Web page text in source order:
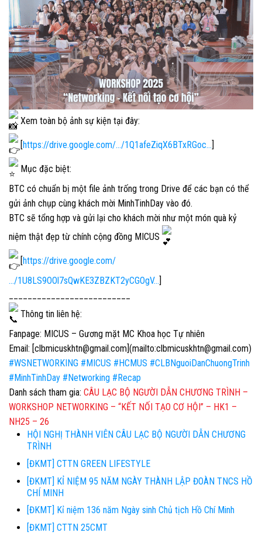
Xem toàn bộ ảnh sự kiện tại đây:
[https://drive.google.com/…/1Q1afeZiqX6BTxRGoc…]
Mục đặc biệt:
BTC có chuẩn bị một file ảnh trống trong Drive để các bạn có thể
gửi ảnh chụp cùng khách mời MinhTinhDay vào đó.
BTC sẽ tổng hợp và gửi lại cho khách mời như một món quà kỷ
niệm thật đẹp từ chính cộng đồng MICUS
[https://drive.google.com/
…/1U8LS9OOl7sQwKE3ZBZKT2yCGOgV…
Thông tin liên hệ:
Fanpage: MICUS – Gương mặt MC Khoa học Tự nhiên
Email: [clbmicuskhtn@gmail.com](mailto:clbmicuskhtn@gmail.com)
#WSNETWORKING #MICUS #HCMUS #CLBNguoiDanChuongTrinh
#MinhTinhDay #Networking #Recap
Danh sách tham gia: CÂU LẠC BỘ NGƯỜI DẪN CHƯƠNG TRÌNH –
WORKSHOP NETWORKING – “KẾT NỐI TẠO CƠ HỘI” – HK1 –
NH25 – 26
HỘI NGHỊ THÀNH VIÊN CÂU LẠC BỘ NGƯỜI DẪN CHƯƠNG
TRÌNH
[ĐKMT] CTTN GREEN LIFESTYLE
[ĐKMT] KỈ NIỆM 95 NĂM NGÀY THÀNH LẬP ĐOÀN TNCS HỒ
CHÍ MINH
[ĐKMT] Kỉ niệm 136 năm Ngày sinh Chủ tịch Hồ Chí Minh
[ĐKMT] CTTN 25CMT